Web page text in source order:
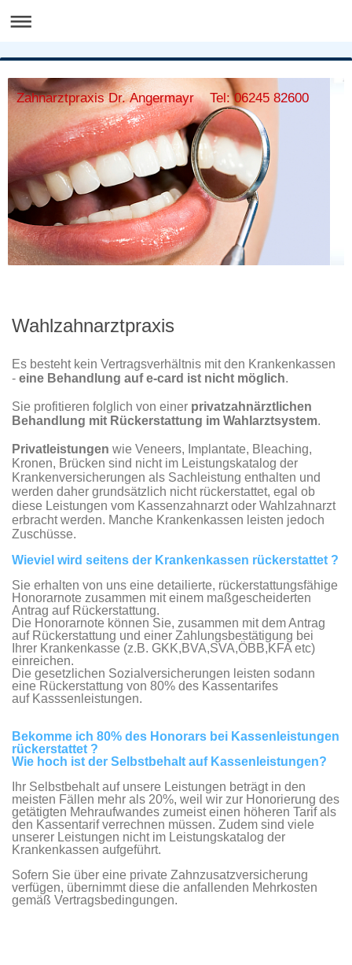
Zahnarztpraxis Dr. Angermayr Tel: 06245 82600
Wahlzahnarztpraxis
Es besteht kein Vertragsverhältnis mit den Krankenkassen
- eine Behandlung auf e-card ist nicht möglich.
Sie profitieren folglich von einer privatzahnärztlichen
Behandlung mit Rückerstattung im Wahlarztsystem.
Privatleistungen wie Veneers, Implantate, Bleaching,
Kronen, Brücken sind nicht im Leistungskatalog der
Krankenversicherungen als Sachleistung enthalten und
werden daher grundsätzlich nicht rückerstattet, egal ob
diese Leistungen vom Kassenzahnarzt oder Wahlzahnarzt
erbracht werden. Manche Krankenkassen leisten jedoch
Zuschüsse.
Wieviel wird seitens der Krankenkassen rückerstattet ?
Sie erhalten von uns eine detailierte, rückerstattungsfähige
Honorarnote zusammen mit einem maßgescheiderten
Antrag auf Rückerstattung.
Die Honorarnote können Sie, zusammen mit dem Antrag
auf Rückerstattung und einer Zahlungsbestätigung bei
Ihrer Krankenkasse (z.B. GKK,BVA,SVA,ÖBB,KFA etc)
einreichen.
Die gesetzlichen Sozialversicherungen leisten sodann
eine Rückerstattung von 80% des Kassentarifes
auf Kasssenleistungen.
Bekomme ich 80% des Honorars bei Kassenleistungen
rückerstattet ?
Wie hoch ist der Selbstbehalt auf Kassenleistungen?
Ihr Selbstbehalt auf unsere Leistungen beträgt in den
meisten Fällen mehr als 20%, weil wir zur Honorierung des
getätigten Mehraufwandes zumeist einen höheren Tarif als
den Kassentarif verrechnen müssen. Zudem sind viele
unserer Leistungen nicht im Leistungskatalog der
Krankenkassen aufgeführt.
Sofern Sie über eine private Zahnzusatzversicherung
verfügen, übernimmt diese die anfallenden Mehrkosten
gemäß Vertragsbedingungen.